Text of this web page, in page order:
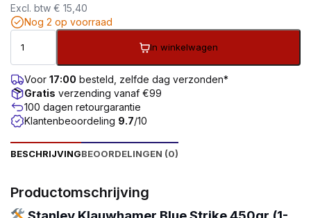
Excl. btw € 15,40
Nog 2 op voorraad
In winkelwagen
Voor 17:00 besteld, zelfde dag verzonden*
Gratis verzending vanaf €99
100 dagen retourgarantie
Klantenbeoordeling 9.7/10
BESCHRIJVINGBEOORDELINGEN (0)
Productomschrijving